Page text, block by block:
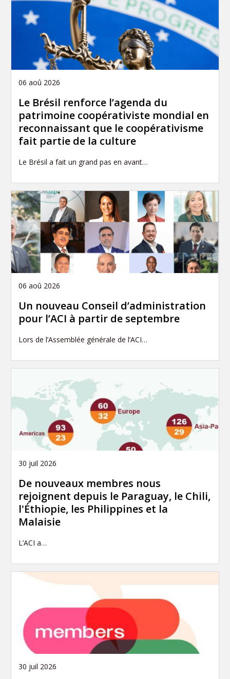
06 aoû 2026
Le Brésil renforce l’agenda du
patrimoine coopérativiste mondial en
reconnaissant que le coopérativisme
fait partie de la culture
Le Brésil a fait un grand pas en avant…
06 aoû 2026
Un nouveau Conseil d’administration
pour l’ACI à partir de septembre
Lors de l’Assemblée générale de l’ACI…
30 juil 2026
De nouveaux membres nous
rejoignent depuis le Paraguay, le Chili,
l'Éthiopie, les Philippines et la
Malaisie
L’ACI a…
30 juil 2026